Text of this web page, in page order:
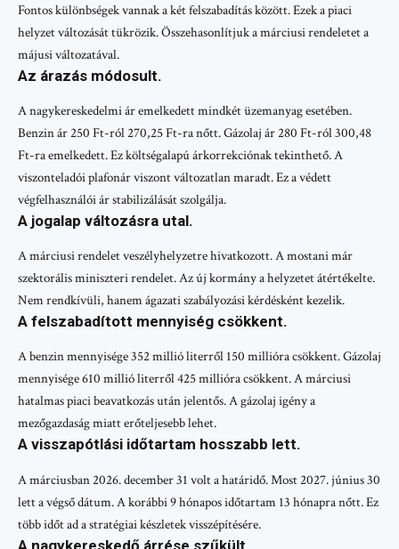
Fontos különbségek vannak a két felszabadítás között. Ezek a piaci
helyzet változását tükrözik. Összehasonlítjuk a márciusi rendeletet a
májusi változatával.
Az árazás módosult.
A nagykereskedelmi ár emelkedett mindkét üzemanyag esetében.
Benzin ár 250 Ft-ról 270,25 Ft-ra nőtt. Gázolaj ár 280 Ft-ról 300,48
Ft-ra emelkedett. Ez költségalapú árkorrekciónak tekinthető. A
viszonteladói plafonár viszont változatlan maradt. Ez a védett
végfelhasználói ár stabilizálását szolgálja.
A jogalap változásra utal.
A márciusi rendelet veszélyhelyzetre hivatkozott. A mostani már
szektorális miniszteri rendelet. Az új kormány a helyzetet átértékelte.
Nem rendkívüli, hanem ágazati szabályozási kérdésként kezelik.
A felszabadított mennyiség csökkent.
A benzin mennyisége 352 millió literről 150 millióra csökkent. Gázolaj
mennyisége 610 millió literről 425 millióra csökkent. A márciusi
hatalmas piaci beavatkozás után jelentős. A gázolaj igény a
mezőgazdaság miatt erőteljesebb lehet.
A visszapótlási időtartam hosszabb lett.
A márciusban 2026. december 31 volt a határidő. Most 2027. június 30
lett a végső dátum. A korábbi 9 hónapos időtartam 13 hónapra nőtt. Ez
több időt ad a stratégiai készletek visszépítésére.
A nagykereskedő árrése szűkült.